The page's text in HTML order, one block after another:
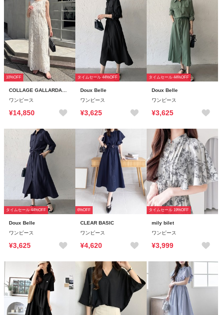
10%OFF
ワンピース
¥14,850
タイムセール 44%OFF
Doux Belle
ワンピース
¥3,625
タイムセール 44%OFF
Doux Belle
ワンピース
¥3,625
タイムセール 44%OFF
Doux Belle
ワンピース
¥3,625
6%OFF
CLEAR BASIC
ワンピース
¥4,620
タイムセール 19%OFF
mily bilet
ワンピース
¥3,999